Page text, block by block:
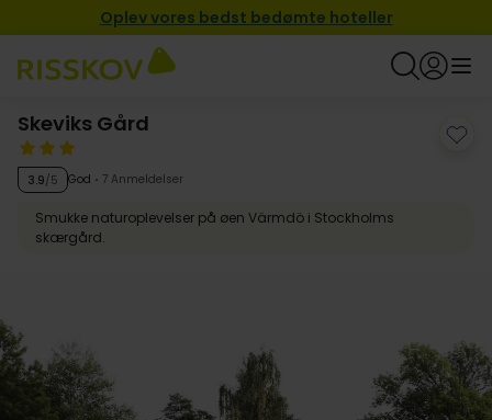
Oplev vores bedst bedømte hoteller
Skeviks Gård
3.9/5 God 7 Anmeldelser
Smukke naturoplevelser på øen Värmdö i Stockholms
skærgård.